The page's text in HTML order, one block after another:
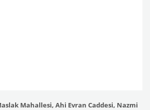
Mahallesi, Ahi Evran Caddesi, Nazmi